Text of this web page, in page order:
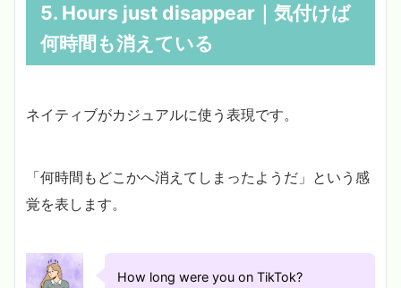
5. Hours just disappear｜気付けば
何時間も消えている
ネイティブがカジュアルに使う表現です。
「何時間もどこかへ消えてしまったようだ」という感
覚を表します。
How long were you on TikTok?